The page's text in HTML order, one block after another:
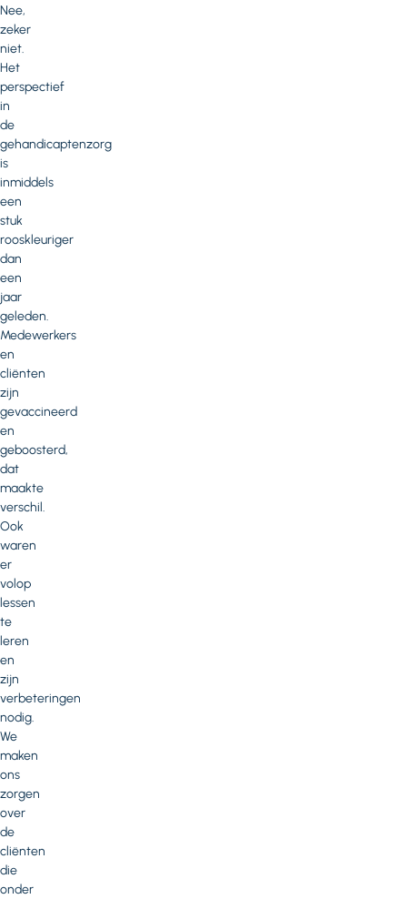
Nee,
zeker
niet.
Het
perspectief
in
de
gehandicaptenzorg
is
inmiddels
een
stuk
rooskleuriger
dan
een
jaar
geleden.
Medewerkers
en
cliënten
zijn
gevaccineerd
en
geboosterd,
dat
maakte
verschil.
Ook
waren
er
volop
lessen
te
leren
en
zijn
verbeteringen
nodig.
We
maken
ons
zorgen
over
de
cliënten
die
onder